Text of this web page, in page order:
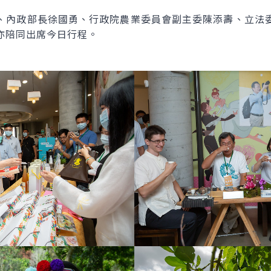
內政部長徐國勇、行政院農業委員會副主委陳添壽、立法
同出席今日行程。